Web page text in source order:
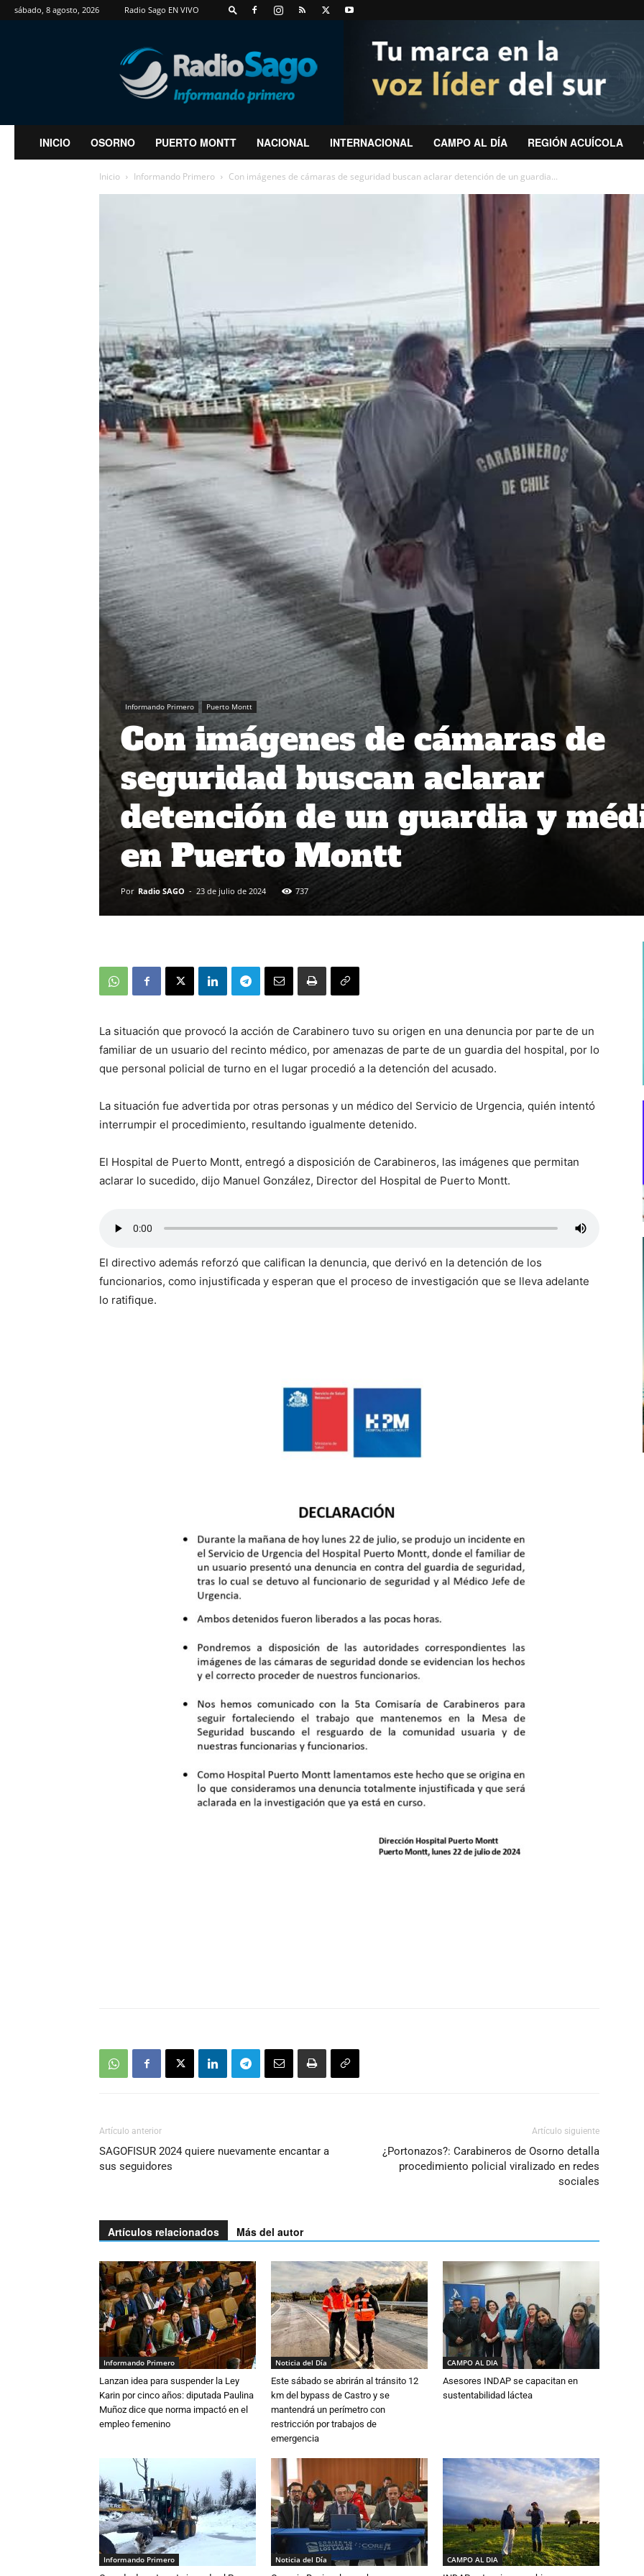
sábado, 8 agosto, 2026 Radio Sago EN VIVO
RadioSago
INICIO OSORNO PUERTO MONTT NACIONAL INTERNACIONAL CAMPO AL DÍA REGIÓN ACUÍCOLA
Inicio Informando Primero Con imágenes de cámaras de seguridad buscan aclarar detención de un guardia...
Informando Primero Puerto Montt
Con imágenes de cámaras de
seguridad buscan aclarar
detención de un guardia y
en Puerto Montt
Por Radio SAGO - 23 de julio de 2024 737
La situación que provocó la acción de Carabinero tuvo su origen en una denuncia por parte de un
familiar de un usuario del recinto médico, por amenazas de parte de un guardia del hospital, por lo
que personal policial de turno en el lugar procedió a la detención del acusado.
La situación fue advertida por otras personas y un médico del Servicio de Urgencia, quién intentó
interrumpir el procedimiento, resultando igualmente detenido.
El Hospital de Puerto Montt, entregó a disposición de Carabineros, las imágenes que permitan
aclarar lo sucedido, dijo Manuel González, Director del Hospital de Puerto Montt.
El directivo además reforzó que califican la denuncia, que derivó en la detención de los
funcionarios, como injustificada y esperan que el proceso de investigación que se lleva adelante
lo ratifique.
Artículo anterior
SAGOFISUR 2024 quiere nuevamente encantar a
sus seguidores
Artículo siguiente
¿Portonazos?: Carabineros de Osorno detalla
procedimiento policial viralizado en redes
sociales
Artículos relacionados Más del autor
Informando Primero
Lanzan idea para suspender la Ley
Karin por cinco años: diputada Paulina
Muñoz dice que norma impactó en el
empleo femenino
Noticia del Día
Este sábado se abrirán al tránsito 12
km del bypass de Castro y se
mantendrá un perímetro con
restricción por trabajos de
emergencia
CAMPO AL DIA
Asesores INDAP se capacitan en
sustentabilidad láctea
Informando Primero Noticia del Día CAMPO AL DIA